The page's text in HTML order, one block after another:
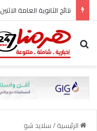
نتائج الثانوية العامة الاثنين
بحث عن
الرئيسية/سلايد شو